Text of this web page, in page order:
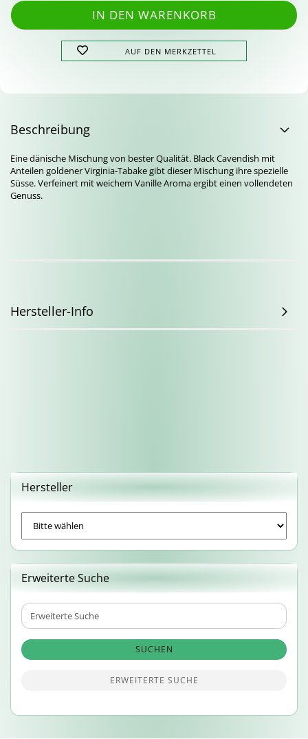
AUF DEN MERKZETTEL
Beschreibung
Eine dänische Mischung von bester Qualität. Black Cavendish mit
Anteilen goldener Virginia-Tabake gibt dieser Mischung ihre spezielle
Süsse. Verfeinert mit weichem Vanille Aroma ergibt einen vollendeten
Genuss.
Hersteller-Info
Hersteller
Erweiterte Suche
Erweiterte
Suche
SUCHEN
ERWEITERTE SUCHE